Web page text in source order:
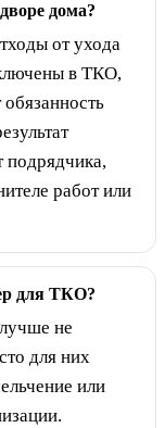
дома?
от ухода
в ТКО,
подрядчика,
работ или
для ТКО?
не
для них
или